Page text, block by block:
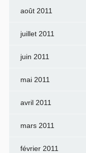
août 2011
juillet 2011
juin 2011
mai 2011
avril 2011
mars 2011
février 2011